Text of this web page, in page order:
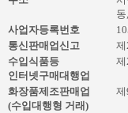
사업자등록번호
통신판매업신고
제
수입식품등
인터넷구매대행업
제
화장품제조판매업
(수입대행형 거래)
제